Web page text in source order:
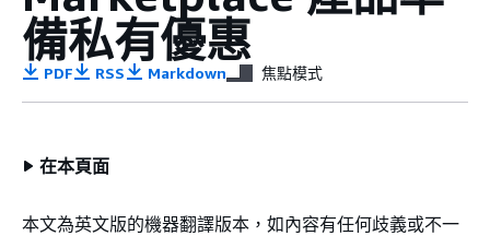
備私有優惠
PDF RSS Markdown 焦點模式
在本頁面
本文為英文版的機器翻譯版本，如內容有任何歧義或不一